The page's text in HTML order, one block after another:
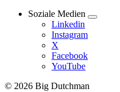
Soziale Medien
Linkedin
Instagram
X
Facebook
YouTube
© 2026 Big Dutchman